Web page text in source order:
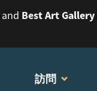
and Best Art Gallery
訪問